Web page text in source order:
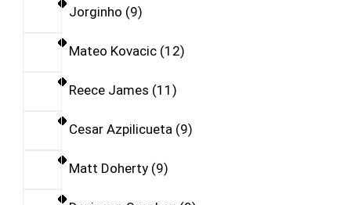
Jorginho 9
Mateo Kovacic 12
Reece James 11
Cesar Azpilicueta 9
Matt Doherty 9